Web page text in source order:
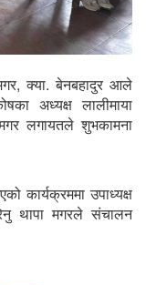
क्या. बेनबहादुर आले
अध्यक्ष लालीमाया
लगायतले शुभकामना
कार्यक्रममा उपाध्यक्ष
थापा मगरले संचालन